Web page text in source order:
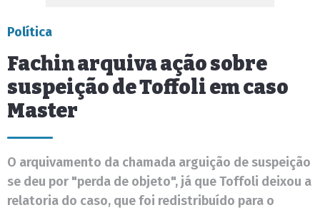
Política
Fachin arquiva ação sobre
suspeição de Toffoli em caso
Master
O arquivamento da chamada arguição de suspeição
se deu por "perda de objeto", já que Toffoli deixou a
relatoria do caso, que foi redistribuído para o